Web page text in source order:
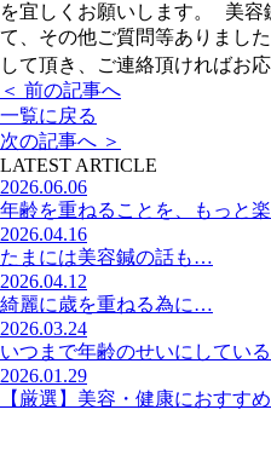
を宜しくお願いします。 美容
て、その他ご質問等ありまし
して頂き、ご連絡頂ければお
＜ 前の記事へ
一覧に戻る
次の記事へ ＞
LATEST ARTICLE
2026.06.06
年齢を重ねることを、もっと
2026.04.16
たまには美容鍼の話も…
2026.04.12
綺麗に歳を重ねる為に…
2026.03.24
いつまで年齢のせいにしてい
2026.01.29
【厳選】美容・健康におすす